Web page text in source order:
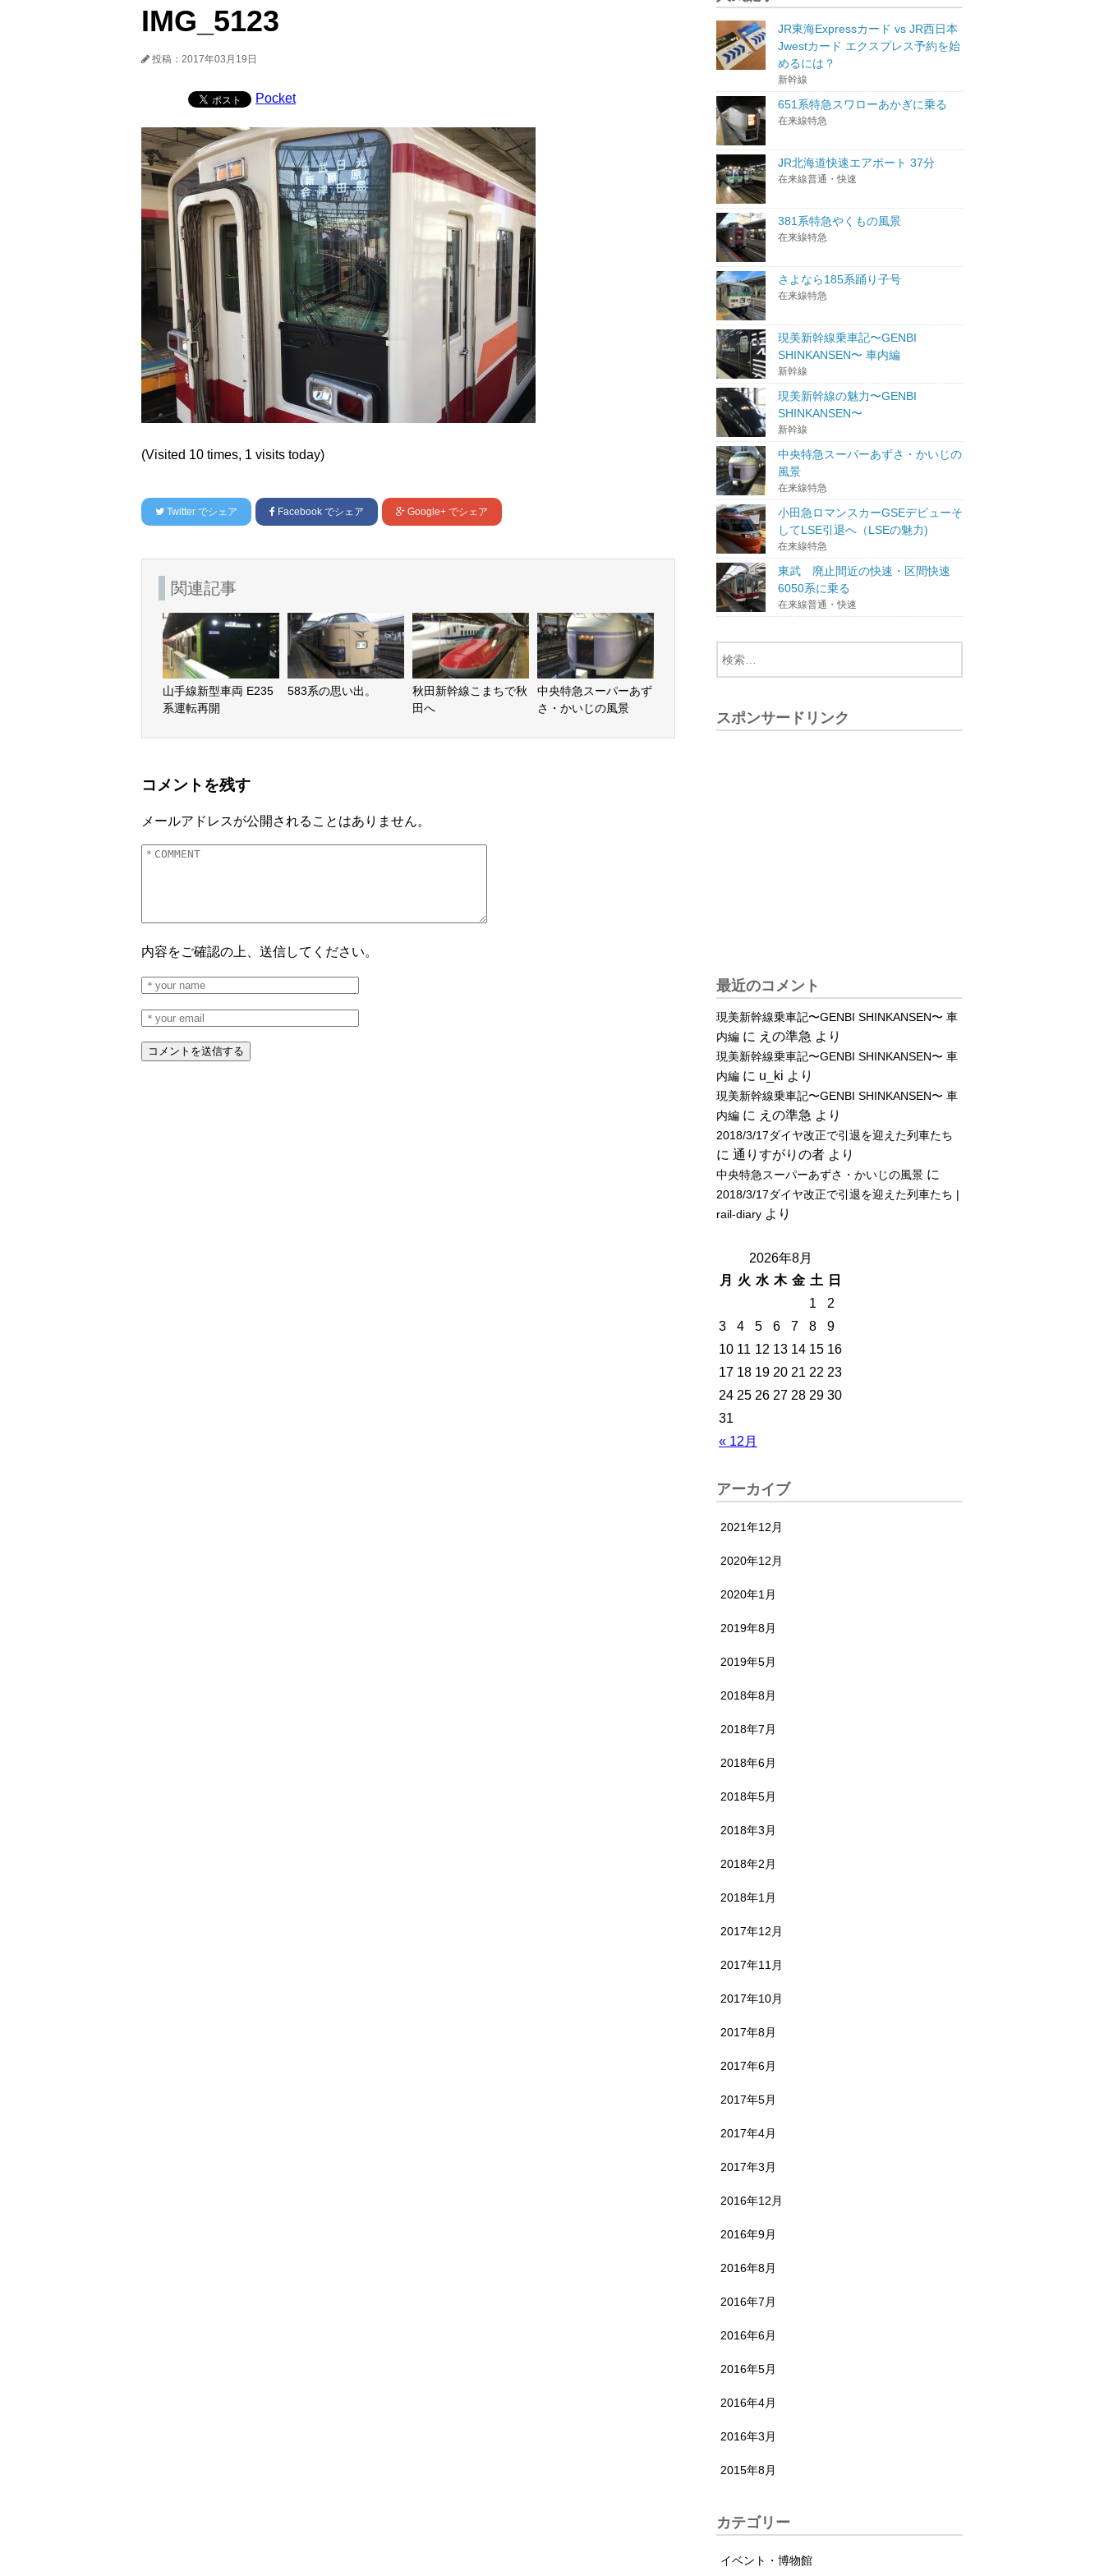
IMG_5123
投稿：2017年03月19日
Pocket
(Visited 10 times, 1 visits today)
Twitter でシェア Facebook でシェア Google+ でシェア
関連記事
山手線新型車両 E235
系運転再開
583系の思い出。
秋田新幹線こまちで秋
田へ
中央特急スーパーあず
さ・かいじの風景
コメントを残す
メールアドレスが公開されることはありません。
内容をご確認の上、送信してください。
JR東海Expressカード vs JR西日本
Jwestカード エクスプレス予約を始
めるには？
新幹線
651系特急スワローあかぎに乗る
在来線特急
JR北海道快速エアポート 37分
在来線普通・快速
381系特急やくもの風景
在来線特急
さよなら185系踊り子号
在来線特急
現美新幹線乗車記〜GENBI
SHINKANSEN〜 車内編
新幹線
現美新幹線の魅力〜GENBI
SHINKANSEN〜
新幹線
中央特急スーパーあずさ・かいじの
風景
在来線特急
小田急ロマンスカーGSEデビューそ
してLSE引退へ（LSEの魅力)
在来線特急
東武 廃止間近の快速・区間快速
6050系に乗る
在来線普通・快速
スポンサードリンク
最近のコメント
現美新幹線乗車記〜GENBI SHINKANSEN〜 車
内編 に えの準急 より
現美新幹線乗車記〜GENBI SHINKANSEN〜 車
内編 に u_ki より
現美新幹線乗車記〜GENBI SHINKANSEN〜 車
内編 に えの準急 より
2018/3/17ダイヤ改正で引退を迎えた列車たち
に 通りすがりの者 より
中央特急スーパーあずさ・かいじの風景 に
2018/3/17ダイヤ改正で引退を迎えた列車たち |
rail-diary より
2026年8月
月
火 水 木 金 土 日
« 12月
1
2
3
4 5 6 7 8
9
10 11 12 13 14 15 16
17 18 19 20 21 22 23
24 25 26 27 28 29 30
31
アーカイブ
2021年12月
2020年12月
2020年1月
2019年8月
2019年5月
2018年8月
2018年7月
2018年6月
2018年5月
2018年3月
2018年2月
2018年1月
2017年12月
2017年11月
2017年10月
2017年8月
2017年6月
2017年5月
2017年4月
2017年3月
2016年12月
2016年9月
2016年8月
2016年7月
2016年6月
2016年5月
2016年4月
2016年3月
2015年8月
カテゴリー
イベント・博物館